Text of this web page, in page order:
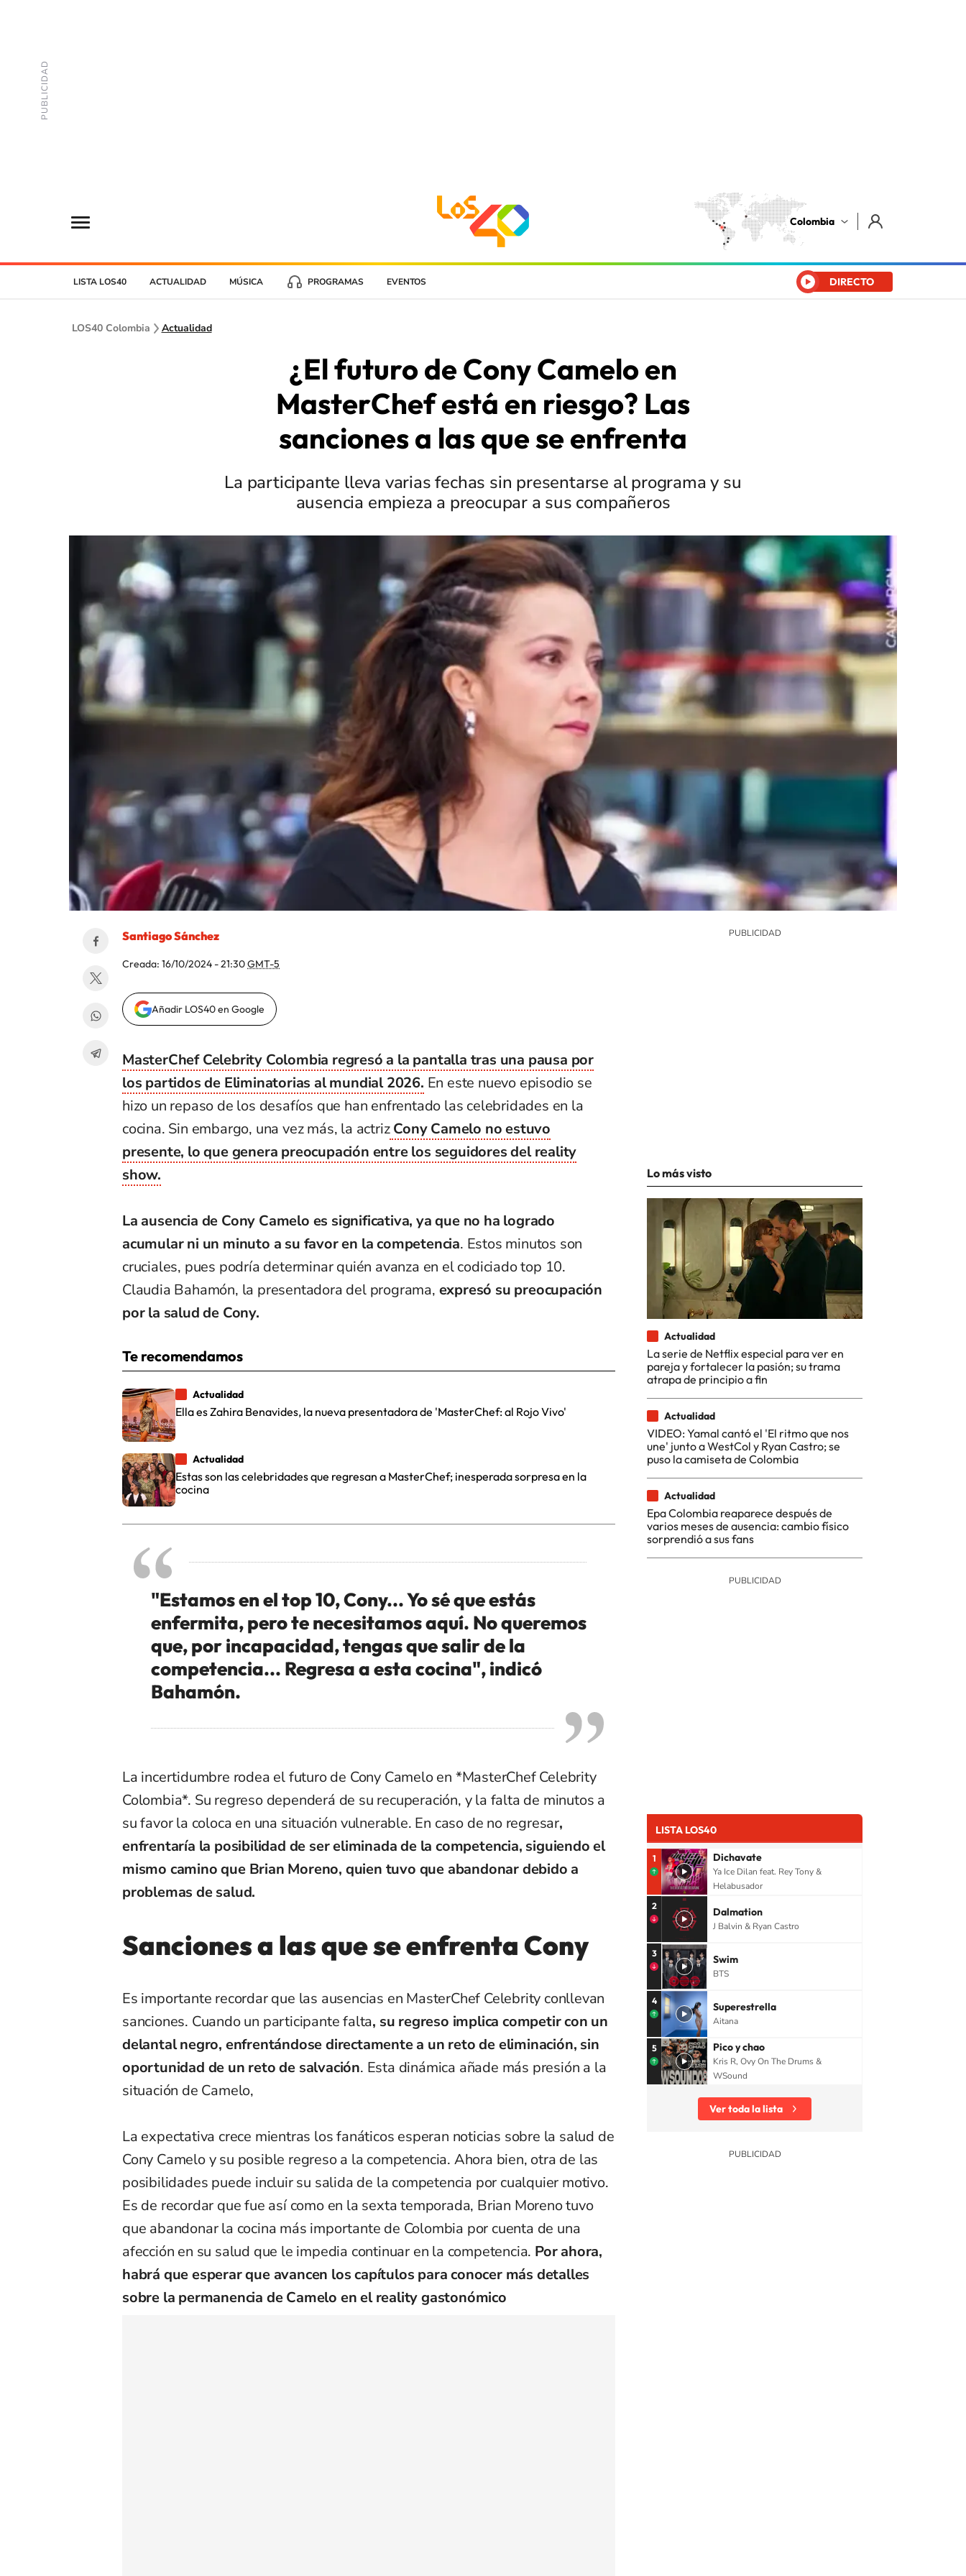
Colombia
LISTA LOS40 ACTUALIDAD MÚSICA PROGRAMAS EVENTOS DIRECTO
LOS40 Colombia Actualidad
¿El futuro de Cony Camelo en
MasterChef está en riesgo? Las
sanciones a las que se enfrenta
La participante lleva varias fechas sin presentarse al programa y su
ausencia empieza a preocupar a sus compañeros
Santiago Sánchez
Creada: 16/10/2024 - 21:30GMT-5
Añadir LOS40 en Google
MasterChef Celebrity Colombia regresó a la pantalla tras una pausa por
los partidos de Eliminatorias al mundial 2026. En este nuevo episodio se
hizo un repaso de los desafíos que han enfrentado las celebridades en la
cocina. Sin embargo, una vez más, la actrizCony Camelo no estuvo
presente, lo que genera preocupación entre los seguidores del reality
show.
La ausencia de Cony Camelo es significativa, ya que no ha logrado
acumular ni un minuto a su favor en la competencia. Estos minutos son
cruciales, pues podría determinar quién avanza en el codiciado top 10.
Claudia Bahamón, la presentadora del programa, expresó su preocupación
por la salud de Cony.
Te recomendamos
Actualidad
Ella es Zahira Benavides, la nueva presentadora de 'MasterChef: al Rojo Vivo'
Actualidad
Estas son las celebridades que regresan a MasterChef; inesperada sorpresa en la
cocina
"Estamos en el top 10, Cony... Yo sé que estás
enfermita, pero te necesitamos aquí. No queremos
que, por incapacidad, tengas que salir de la
competencia... Regresa a esta cocina", indicó
Bahamón.
La incertidumbre rodea el futuro de Cony Camelo en *MasterChef Celebrity
Colombia*. Su regreso dependerá de su recuperación, y la falta de minutos a
su favor la coloca en una situación vulnerable. En caso de no regresar,
enfrentaría la posibilidad de ser eliminada de la competencia, siguiendo el
mismo camino que Brian Moreno, quien tuvo que abandonar debido a
problemas de salud.
Sanciones a las que se enfrenta Cony
Es importante recordar que las ausencias en MasterChef Celebrity conllevan
sanciones. Cuando un participante falta, su regreso implica competir con un
delantal negro, enfrentándose directamente a un reto de eliminación, sin
oportunidad de un reto de salvación. Esta dinámica añade más presión a la
situación de Camelo,
La expectativa crece mientras los fanáticos esperan noticias sobre la salud de
Cony Camelo y su posible regreso a la competencia. Ahora bien, otra de las
posibilidades puede incluir su salida de la competencia por cualquier motivo.
Es de recordar que fue así como en la sexta temporada, Brian Moreno tuvo
que abandonar la cocina más importante de Colombia por cuenta de una
afección en su salud que le impedia continuar en la competencia. Por ahora,
habrá que esperar que avancen los capítulos para conocer más detalles
sobre la permanencia de Camelo en el reality gastonómico
Lo más visto
Actualidad
La serie de Netflix especial para ver en
pareja y fortalecer la pasión; su trama
atrapa de principio a fin
Actualidad
VIDEO: Yamal cantó el 'El ritmo que nos
une' junto a WestCol y Ryan Castro; se
puso la camiseta de Colombia
Actualidad
Epa Colombia reaparece después de
varios meses de ausencia: cambio físico
sorprendió a sus fans
LISTA LOS40
1 Dichavate
Ya Ice Dilan feat. Rey Tony &
Helabusador
2 Dalmation
J Balvin & Ryan Castro
3 Swim
BTS
4 Superestrella
Aitana
5 Pico y chao
Kris R, Ovy On The Drums &
WSound
Ver toda la lista